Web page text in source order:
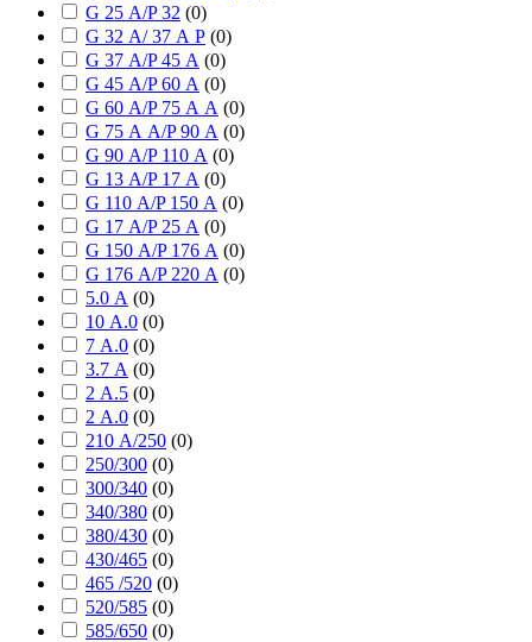
G 25 А/P 32 (0)
G 32 А/ 37 А P (0)
G 37 А/P 45 А (0)
G 45 А/P 60 А (0)
G 60 А/P 75 А А (0)
G 75 А А/P 90 А (0)
G 90 А/P 110 А (0)
G 13 А/P 17 А (0)
G 110 А/P 150 А (0)
G 17 А/P 25 А (0)
G 150 А/P 176 А (0)
G 176 А/P 220 А (0)
5.0 А (0)
10 А.0 (0)
7 А.0 (0)
3.7 А (0)
2 А.5 (0)
2 А.0 (0)
210 А/250 (0)
250/300 (0)
300/340 (0)
340/380 (0)
380/430 (0)
430/465 (0)
465 /520 (0)
520/585 (0)
585/650 (0)